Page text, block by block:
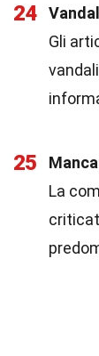
24
Gli
25
La